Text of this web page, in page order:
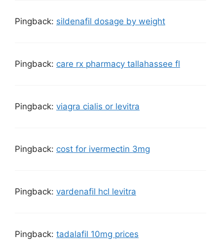
Pingback: sildenafil dosage by weight
Pingback: care rx pharmacy tallahassee fl
Pingback: viagra cialis or levitra
Pingback: cost for ivermectin 3mg
Pingback: vardenafil hcl levitra
Pingback: tadalafil 10mg prices